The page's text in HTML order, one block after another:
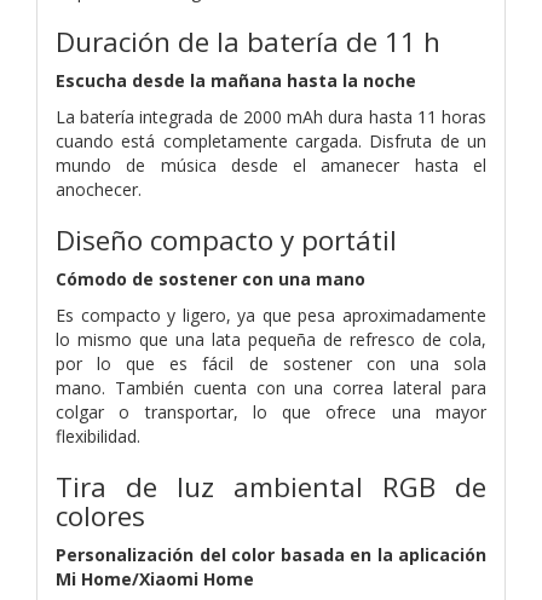
Duración de la batería de 11 h
Escucha desde la mañana hasta la noche
La batería integrada de 2000 mAh dura hasta 11 horas
cuando está completamente cargada. Disfruta de un
mundo de música desde el amanecer hasta el
anochecer.
Diseño compacto y portátil
Cómodo de sostener con una mano
Es compacto y ligero, ya que pesa aproximadamente
lo mismo que una lata pequeña de refresco de cola,
por lo que es fácil de sostener con una sola
mano. También cuenta con una correa lateral para
colgar o transportar, lo que ofrece una mayor
flexibilidad.
Tira de luz ambiental RGB de
colores
Personalización del color basada en la aplicación
Mi Home/Xiaomi Home